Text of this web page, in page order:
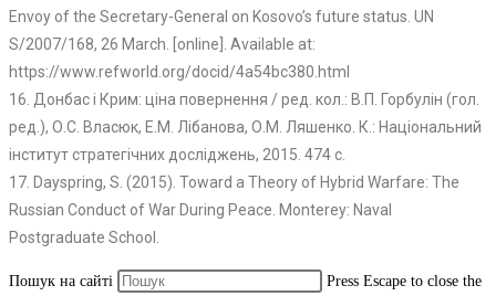
Envoy of the Secretary-General on Kosovo’s future status. UN
S/2007/168, 26 March. [online]. Available at:
https://www.refworld.org/docid/4a54bc380.html
16. Донбас і Крим: ціна повернення / ред. кол.: В.П. Горбулін (гол.
ред.), О.С. Власюк, Е.М. Лібанова, О.М. Ляшенко. К.: Національний
інститут стратегічних досліджень, 2015. 474 с.
17. Dayspring, S. (2015). Toward a Theory of Hybrid Warfare: The
Russian Conduct of War During Peace. Monterey: Naval
Postgraduate School.
Пошук на сайті
Press Escape to close the